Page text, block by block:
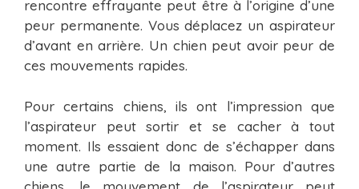
rencontre effrayante peut être à l’origine d’une
peur permanente. Vous déplacez un aspirateur
d’avant en arrière. Un chien peut avoir peur de
ces mouvements rapides.
Pour certains chiens, ils ont l’impression que
l’aspirateur peut sortir et se cacher à tout
moment. Ils essaient donc de s’échapper dans
une autre partie de la maison. Pour d’autres